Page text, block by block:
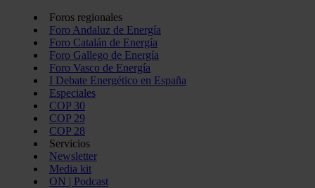
Foros regionales
Foro Andaluz de Energía
Foro Catalán de Energía
Foro Gallego de Energía
Foro Vasco de Energía
I Debate Energético en España
Especiales
COP 30
COP 29
COP 28
Servicios
Newsletter
Media kit
ON | Podcast